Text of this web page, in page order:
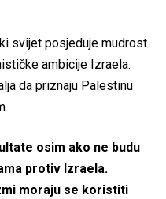
svijet posjeduje mudrost
ambicije Izraela.
da priznaju Palestinu
osim ako ne budu
protiv Izraela.
moraju se koristiti